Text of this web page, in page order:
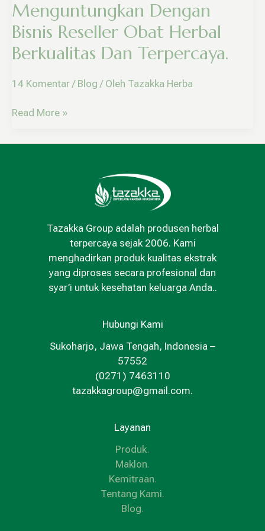
Menguntungkan Dengan
Bisnis Reseller Obat Herbal
Berkualitas Dan Terpercaya.
14 Komentar / Blog / Oleh Tazakka Herba
Dan
Terpercaya.
Read More »
Tazakka Group adalah produsen herbal
terpercaya sejak 2006. Kami
menghadirkan produk kualitas ekstrak
yang diproses secara profesional dan
syar’i untuk kesehatan keluarga Anda..
Hubungi Kami
Sukoharjo, Jawa Tengah, Indonesia –
57552
(0271) 7463110
tazakkagroup@gmail.com.
Layanan
Produk.
Maklon.
Kemitraan.
Tentang Kami.
Blog.